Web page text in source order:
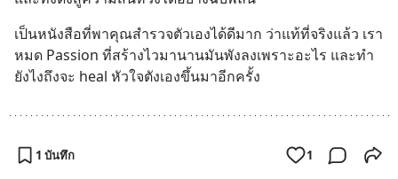
เป็นหนังสือที่พาคุณสำรวจตัวเองได้ดีมาก ว่าแท้ที่จริงแล้ว เรา
หมด Passion ที่สร้างไวมานานมันพังลงเพราะอะไร และทำ
ยังไงถึงจะ heal หัวใจตังเองขึ้นมาอีกครั้ง
1 บันทึก 1